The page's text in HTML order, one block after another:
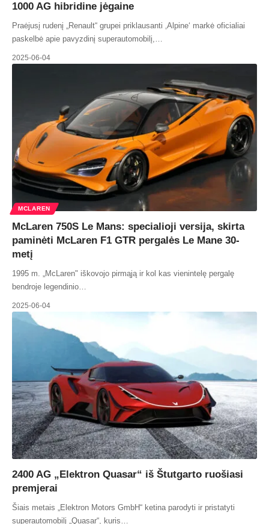
1000 AG hibridine jėgaine
Praėjusį rudenį „Renault“ grupei priklausanti ‚Alpine‘ markė oficialiai
paskelbė apie pavyzdinį superautomobilį,…
2025-06-04
MCLAREN
McLaren 750S Le Mans: specialioji versija, skirta
paminėti McLaren F1 GTR pergalės Le Mane 30-
metį
1995 m. „McLaren" iškovojo pirmąją ir kol kas vienintelę pergalę
bendroje legendinio…
2025-06-04
2400 AG „Elektron Quasar“ iš Štutgarto ruošiasi
premjerai
Šiais metais „Elektron Motors GmbH“ ketina parodyti ir pristatyti
superautomobilį „Quasar“, kuris…